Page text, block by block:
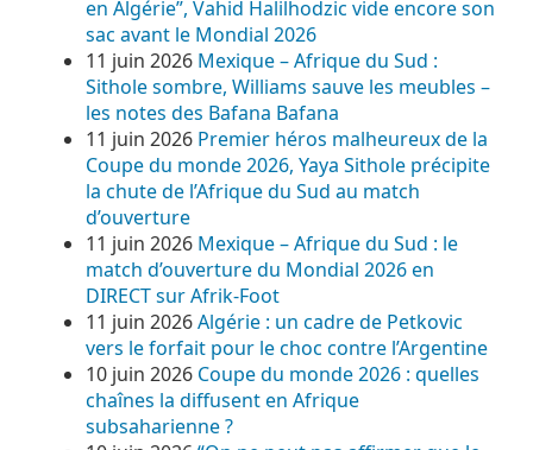
en Algérie”, Vahid Halilhodzic vide encore son
sac avant le Mondial 2026
11 juin 2026 Mexique – Afrique du Sud :
Sithole sombre, Williams sauve les meubles –
les notes des Bafana Bafana
11 juin 2026 Premier héros malheureux de la
Coupe du monde 2026, Yaya Sithole précipite
la chute de l’Afrique du Sud au match
d’ouverture
11 juin 2026 Mexique – Afrique du Sud : le
match d’ouverture du Mondial 2026 en
DIRECT sur Afrik-Foot
11 juin 2026Algérie : un cadre de Petkovic
vers le forfait pour le choc contre l’Argentine
10 juin 2026 Coupe du monde 2026 : quelles
chaînes la diffusent en Afrique
subsaharienne ?